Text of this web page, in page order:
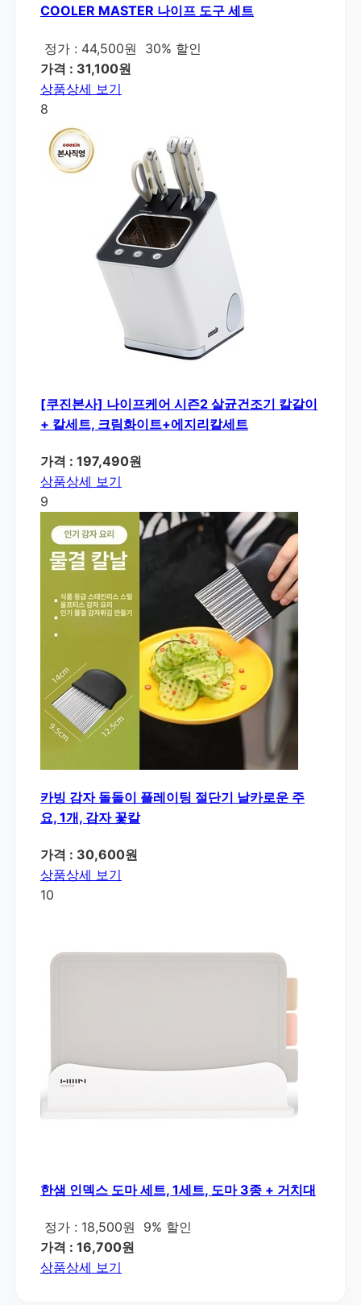
COOLER MASTER 나이프 도구 세트
정가 : 44,500원
30% 할인
가격 : 31,100원
상품상세 보기
8
[쿠진본사] 나이프케어 시즌2 살균건조기 칼갈이
+ 칼세트, 크림화이트+에지리칼세트
가격 : 197,490원
상품상세 보기
9
카빙 감자 돌돌이 플레이팅 절단기 날카로운 주
요, 1개, 감자 꽃칼
가격 : 30,600원
상품상세 보기
10
한샘 인덱스 도마 세트, 1세트, 도마 3종 + 거치대
정가 : 18,500원
9% 할인
가격 : 16,700원
상품상세 보기